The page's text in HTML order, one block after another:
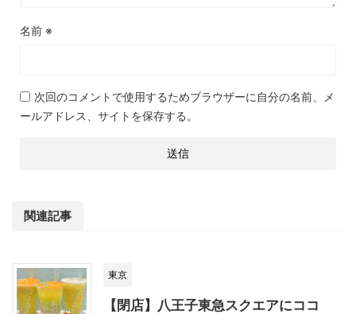
名前 ※
次回のコメントで使用するためブラウザーに自分の名前、メ
ールアドレス、サイトを保存する。
関連記事
東京
【閉店】八王子東急スクエアにココ